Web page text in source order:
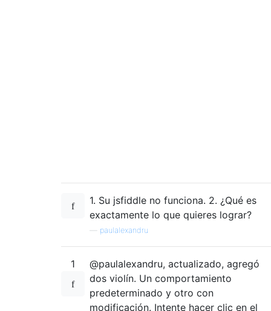
1. Su jsfiddle no funciona. 2. ¿Qué es
exactamente lo que quieres lograr?
paulalexandru
1
@paulalexandru, actualizado, agregó
dos violín. Un comportamiento
predeterminado y otro con
modificación. Intente hacer clic en el